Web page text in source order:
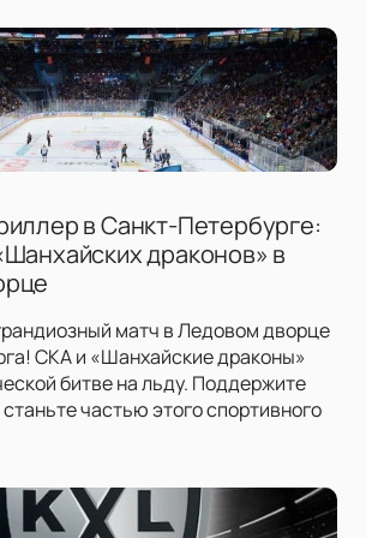
в Санкт-Петербурге:
драконов» в
матч в Ледовом дворце
СКА и «Шанхайские драконы»
битве на льду. Поддержите
частью этого спортивного